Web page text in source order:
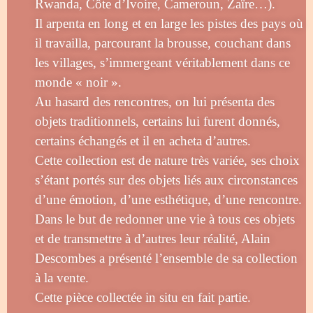
Rwanda, Côte d’Ivoire, Cameroun, Zaïre…).
Il arpenta en long et en large les pistes des pays où
il travailla, parcourant la brousse, couchant dans
les villages, s’immergeant véritablement dans ce
monde « noir ».
Au hasard des rencontres, on lui présenta des
objets traditionnels, certains lui furent donnés,
certains échangés et il en acheta d’autres.
Cette collection est de nature très variée, ses choix
s’étant portés sur des objets liés aux circonstances
d’une émotion, d’une esthétique, d’une rencontre.
Dans le but de redonner une vie à tous ces objets
et de transmettre à d’autres leur réalité, Alain
Descombes a présenté l’ensemble de sa collection
à la vente.
Cette pièce collectée in situ en fait partie.